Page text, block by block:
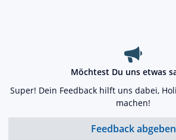
Möchtest Du uns etwas
Super! Dein Feedback hilft uns dabei,
machen!
Feedback abgeben